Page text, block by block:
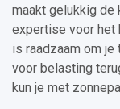
maakt gelukkig de
expertise voor het
is raadzaam om
voor belasting
kun je met